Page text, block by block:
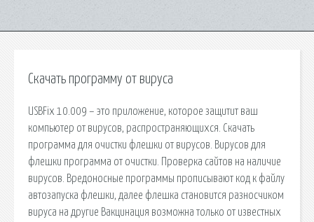
Скачать программу от вируса
USBFix 10.009 – это приложение, которое защитит ваш
компьютер от вирусов, распространяющихся. Скачать
программа для очистки флешки от вирусов. Вирусов для
флешки программа от очистки. Проверка сайтов на наличие
вирусов. Вредоносные программы прописывают код к файлу
автозапуска флешки, далее флешка становится разносчиком
вируса на другие Вакцинация возможна только от известных